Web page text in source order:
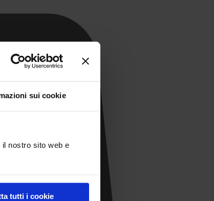
sui cookie
nostro sito web e
tutti i cookie